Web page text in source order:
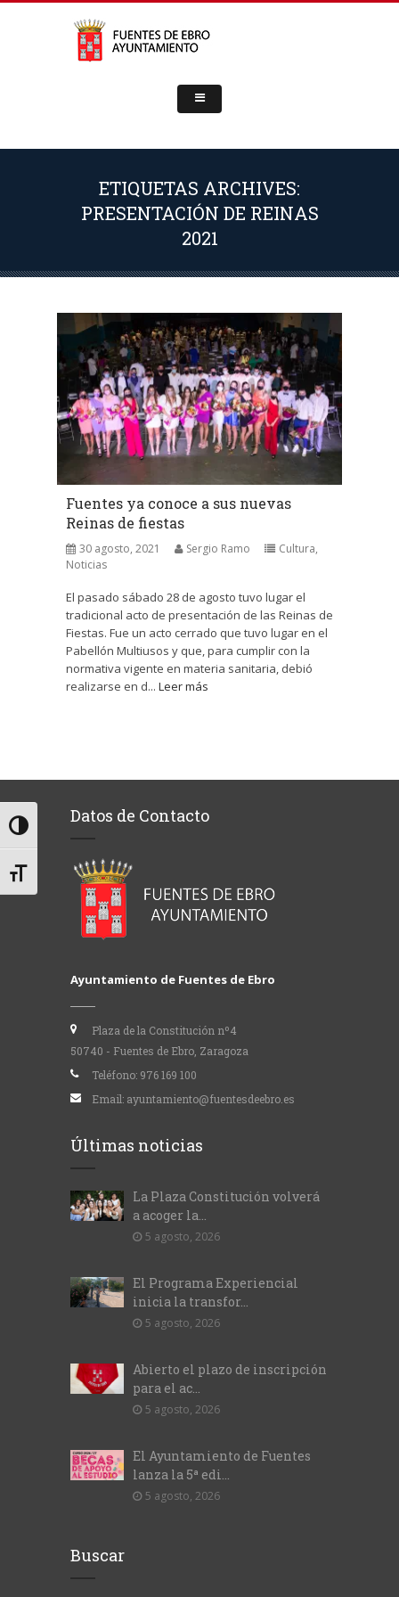
Alternar alto contraste
Alternar tamaño de letra
ETIQUETAS ARCHIVES:
PRESENTACIÓN DE REINAS
2021
Fuentes ya conoce a sus nuevas
Reinas de fiestas
30 agosto, 2021 Sergio Ramo Cultura,
Noticias
El pasado sábado 28 de agosto tuvo lugar el
tradicional acto de presentación de las Reinas de
Fiestas. Fue un acto cerrado que tuvo lugar en el
Pabellón Multiusos y que, para cumplir con la
normativa vigente en materia sanitaria, debió
realizarse en d... Leer más
Datos de Contacto
Ayuntamiento de Fuentes de Ebro
Plaza de la Constitución nº4
50740 - Fuentes de Ebro, Zaragoza
Teléfono: 976 169 100
Email: ayuntamiento@fuentesdeebro.es
Últimas noticias
La Plaza Constitución volverá
a acoger la...
5 agosto, 2026
El Programa Experiencial
inicia la transfor...
5 agosto, 2026
Abierto el plazo de inscripción
para el ac...
5 agosto, 2026
El Ayuntamiento de Fuentes
lanza la 5ª edi...
5 agosto, 2026
Buscar